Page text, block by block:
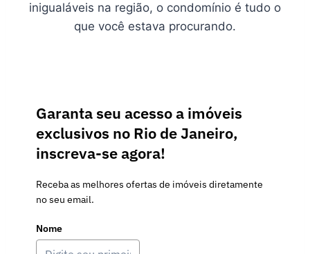
inigualáveis na região, o condomínio é tudo o
que você estava procurando.
Garanta seu acesso a imóveis
exclusivos no Rio de Janeiro,
inscreva-se agora!
Receba as melhores ofertas de imóveis diretamente
no seu email.
Nome